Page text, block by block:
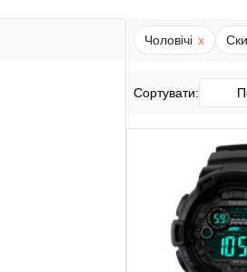
Чоловічі x
Сортувати: